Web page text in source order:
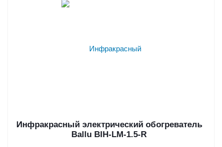
Инфракрасный электрический обогреватель
Ballu BIH-LM-1.5-R